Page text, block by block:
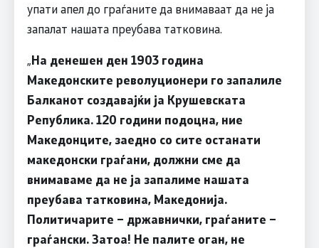
упати апел до граѓаните да внимаваат да не ја
запалат нашата преубава татковина.
„На денешен ден 1903 година
Македонските револуционери го запалиле
Балканот создавајќи ја Крушевската
Република. 120 години подоцна, ние
Македонците, заедно со сите останати
македонски граѓани, должни сме да
внимаваме да не ја запалиме нашата
преубава татковина, Македонија.
Политичарите – државнички, граѓаните –
граѓански. Затоа! Не палите оган, не